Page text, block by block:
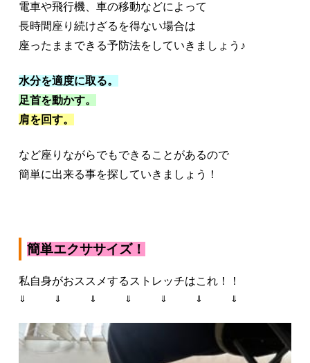
電⾞や⾶⾏機、⾞の移動などによって
⻑時間座り続けざるを得ない場合は
座ったままできる予防法をしていきましょう♪
水分を適度に取る。
足首を動かす。
肩を回す。
など座りながらでもできることがあるので
簡単に出来る事を探していきましょう！
簡単エクササイズ！
私自身がおススメするストレッチはこれ！！
⇓ ⇓ ⇓ ⇓ ⇓ ⇓ ⇓